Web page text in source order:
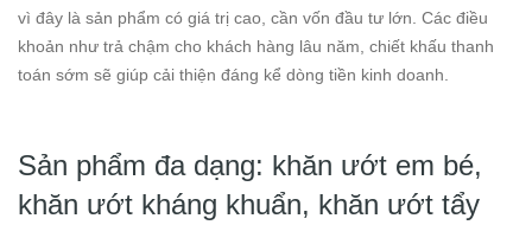
vì đây là sản phẩm có giá trị cao, cần vốn đầu tư lớn. Các điều
khoản như trả chậm cho khách hàng lâu năm, chiết khấu thanh
toán sớm sẽ giúp cải thiện đáng kể dòng tiền kinh doanh.
Sản phẩm đa dạng: khăn ướt em bé,
khăn ướt kháng khuẩn, khăn ướt tẩy